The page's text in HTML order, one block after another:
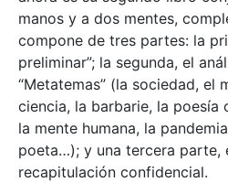
manos y a dos mentes,
compone de tres partes: la
preliminar”; la segunda, el
“Metatemas” (la sociedad, el
ciencia, la barbarie, la
la mente humana, la
poeta…); y una tercera parte,
recapitulación confidencial.